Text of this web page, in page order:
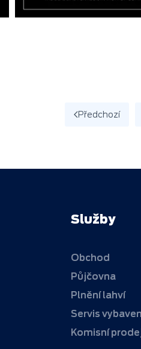
Předchozí
Služby
Obchod
Půjčovna
Plnění lahví
Servis
Komisní